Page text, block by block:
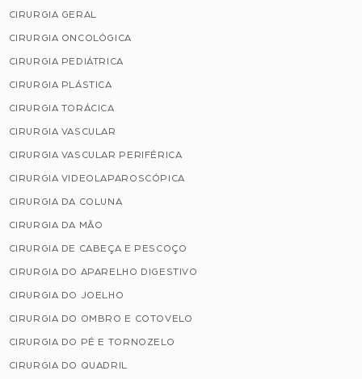
CIRURGIA GERAL
CIRURGIA ONCOLÓGICA
CIRURGIA PEDIÁTRICA
CIRURGIA PLÁSTICA
CIRURGIA TORÁCICA
CIRURGIA VASCULAR
CIRURGIA VASCULAR PERIFÉRICA
CIRURGIA VIDEOLAPAROSCÓPICA
CIRURGIA DA COLUNA
CIRURGIA DA MÃO
CIRURGIA DE CABEÇA E PESCOÇO
CIRURGIA DO APARELHO DIGESTIVO
CIRURGIA DO JOELHO
CIRURGIA DO OMBRO E COTOVELO
CIRURGIA DO PÉ E TORNOZELO
CIRURGIA DO QUADRIL